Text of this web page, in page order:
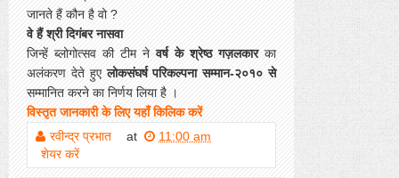
जानते हैं कौन है वो ?
वे हैं श्री दिगंबर नासवा
जिन्हें ब्लोगोत्सव की टीम नेवर्ष के श्रेष्ठ गज़लकारका
अलंकरण देते हुएलोकसंघर्ष परिकल्पना सम्मान-२०१० से
सम्मानित करने का निर्णय लिया है ।
विस्तृत जानकारी के लिए यहाँ किलिक करें
रवीन्द्र प्रभात
at
11:00 am
शेयर करें